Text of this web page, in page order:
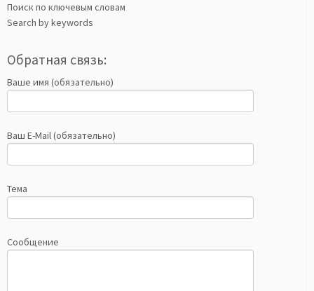
Поиск по ключевым словам
Search by keywords
Обратная связь:
Ваше имя (обязательно)
Ваш E-Mail (обязательно)
Тема
Сообщение